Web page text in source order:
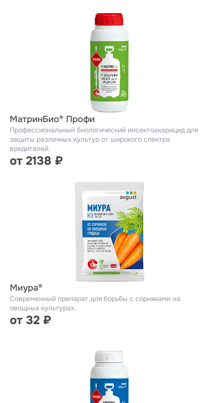
МатринБио® Профи
Профессиональный биологический инсектоакарицид для
защиты различных культур от широкого спектра
вредителей.
от 2138 ₽
Миура®
Современный препарат для борьбы с сорняками на
овощных культурах.
от 32 ₽